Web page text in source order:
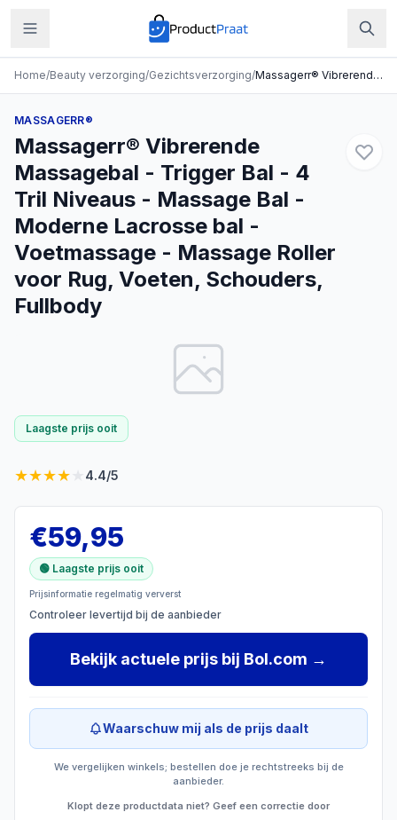
Home/Beauty verzorging/Gezichtsverzorging/ Massagerr® Vibrerende Massagebal - Trigger Bal - 4 Tril Niveaus - Massage Bal - Moderne Lacrosse bal - Voetmassage - Massage Roller voor Rug, Voeten, Schouders, Fullbody
MASSAGERR®
Massagerr® Vibrerende
Massagebal - Trigger Bal - 4
Tril Niveaus - Massage Bal -
Moderne Lacrosse bal -
Voetmassage - Massage Roller
voor Rug, Voeten, Schouders,
Fullbody
Laagste prijs ooit
★★★★ 4.4/5
€59,95
🟢 Laagste prijs ooit
Prijsinformatie regelmatig ververst
Controleer levertijd bij de aanbieder
Bekijk actuele prijs bij Bol.com →
Waarschuw mij als de prijs daalt
We vergelijken winkels; bestellen doe je rechtstreeks bij de
aanbieder.
Klopt deze productdata niet? Geef een correctie door